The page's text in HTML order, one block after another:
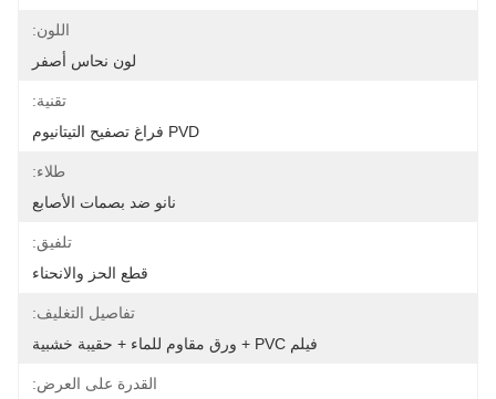
اللون:
لون نحاس أصفر
تقنية:
PVD فراغ تصفيح التيتانيوم
طلاء:
نانو ضد بصمات الأصابع
تلفيق:
قطع الحز والانحناء
تفاصيل التغليف:
فيلم PVC + ورق مقاوم للماء + حقيبة خشبية
القدرة على العرض: